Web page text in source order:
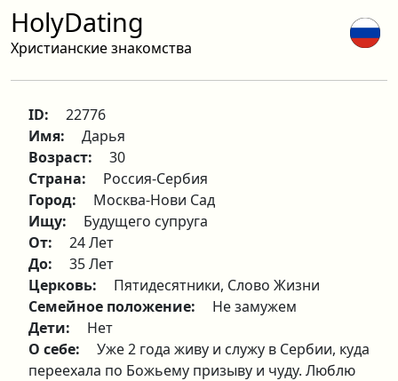
HolyDating
Христианские знакомства
ID:
22776
Имя:
Дарья
Возраст:
30
Страна:
Россия-Сербия
Город:
Москва-Нови Сад
Ищу:
Будущего супруга
От:
24 Лет
До:
35 Лет
Церковь:
Пятидесятники, Слово Жизни
Семейное положение:
Не замужем
Дети:
Нет
О себе:
Уже 2 года живу и служу в Сербии, куда
переехала по Божьему призыву и чуду. Люблю